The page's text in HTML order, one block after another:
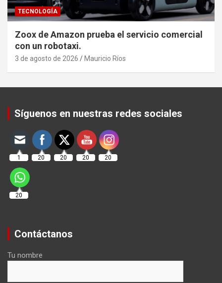
TECNOLOGÍA
Zoox de Amazon prueba el servicio comercial
con un robotaxi.
3 de agosto de 2026 Mauricio Ríos
Síguenos en nuestras redes sociales
1 20 20 20 20
20
Contáctanos
Tu nombre